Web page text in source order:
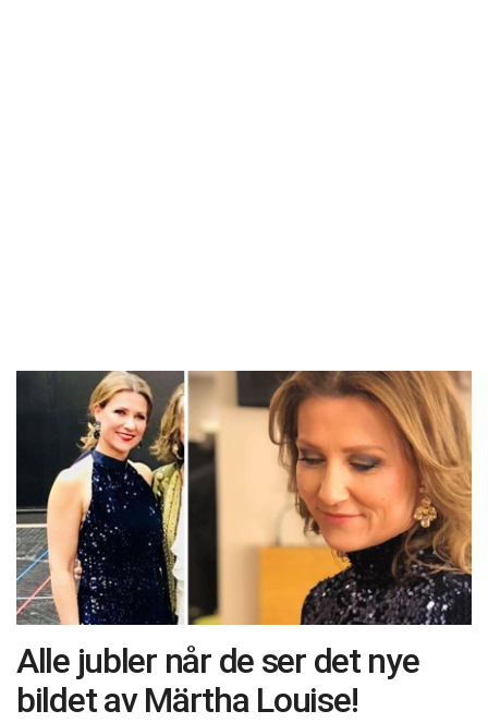
Alle jubler når de ser det nye
bildet av Märtha Louise!